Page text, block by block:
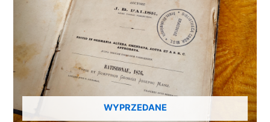
WYPRZEDANE